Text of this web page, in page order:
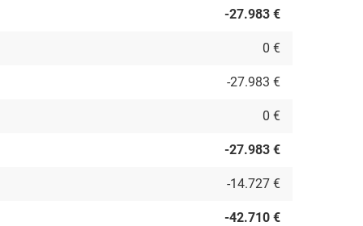
-27.983 €
0 €
-27.983 €
0 €
-27.983 €
-14.727 €
-42.710 €